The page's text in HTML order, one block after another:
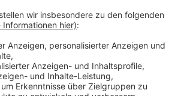
in einer Moerser Tierarztpraxis
Den Umzug nach Duisburg hat
Zoo gut überstanden. Dort ist es
Besucher müssen sich also